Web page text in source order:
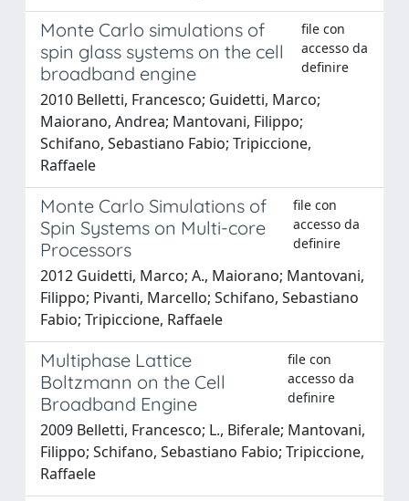
Monte Carlo simulations of
spin glass systems on the cell
broadband engine
file con
accesso da
definire
2010 Belletti, Francesco; Guidetti, Marco;
Maiorano, Andrea; Mantovani, Filippo;
Schifano, Sebastiano Fabio; Tripiccione,
Raffaele
Monte Carlo Simulations of
Spin Systems on Multi-core
Processors
file con
accesso da
definire
2012 Guidetti, Marco; A., Maiorano; Mantovani,
Filippo; Pivanti, Marcello; Schifano, Sebastiano
Fabio; Tripiccione, Raffaele
Multiphase Lattice
Boltzmann on the Cell
Broadband Engine
file con
accesso da
definire
2009 Belletti, Francesco; L., Biferale; Mantovani,
Filippo; Schifano, Sebastiano Fabio; Tripiccione,
Raffaele